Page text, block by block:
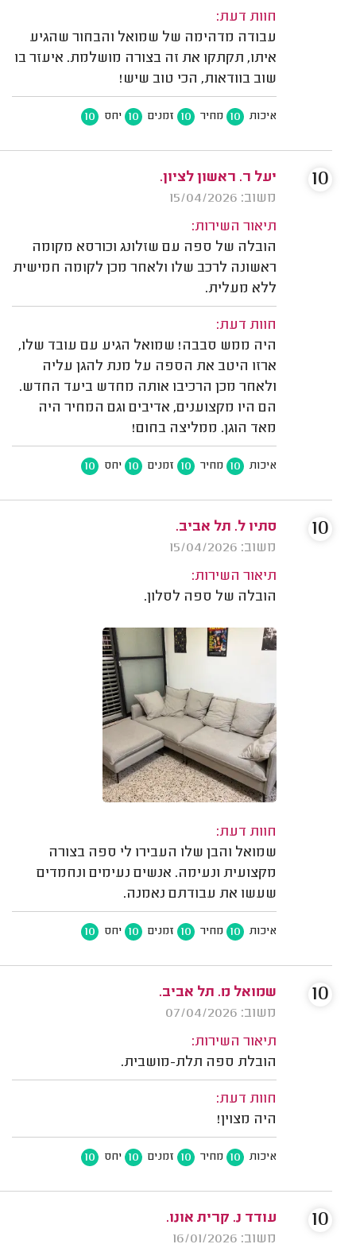
חוות דעת:
עבודה מדהימה של שמואל והבחור שהגיע
איתו, תקתקו את זה בצורה מושלמת. איעזר בו
שוב בוודאות, הכי טוב שיש!
איכות 10 מחיר 10 זמנים 10 יחס 10
יעל ר. ראשון לציון.
משוב: 15/04/2026
תיאור השירות:
הובלה של ספה עם שזלונג וכורסא מקומה
ראשונה לרכב שלו ולאחר מכן לקומה חמישית
ללא מעלית.
חוות דעת:
היה ממש סבבה! שמואל הגיע עם עובד שלו,
ארזו היטב את הספה על מנת להגן עליה
ולאחר מכן הרכיבו אותה מחדש ביעד החדש.
הם היו מקצוענים, אדיבים וגם המחיר היה
מאד הוגן. ממליצה בחום!
איכות 10 מחיר 10 זמנים 10 יחס 10
10
סתיו ל. תל אביב.
משוב: 15/04/2026
תיאור השירות:
הובלה של ספה לסלון.
חוות דעת:
שמואל והבן שלו העבירו לי ספה בצורה
מקצועית ונעימה. אנשים נעימים ונחמדים
שעשו את עבודתם נאמנה.
איכות 10 מחיר 10 זמנים 10 יחס 10
10
שמואל מ. תל אביב.
משוב: 07/04/2026
תיאור השירות:
הובלת ספה תלת-מושבית.
חוות דעת:
היה מצוין!
איכות 10 מחיר 10 זמנים 10 יחס 10
10
עודד נ. קרית אונו.
משוב: 16/01/2026
10